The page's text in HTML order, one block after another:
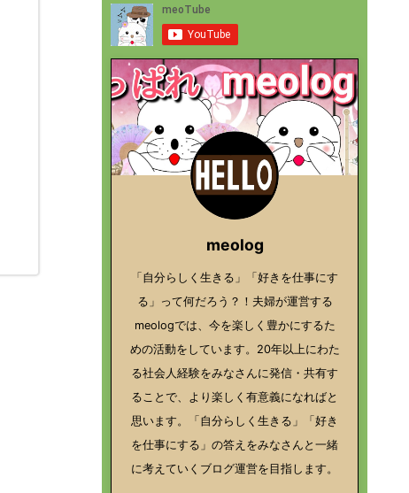
meolog
「自分らしく生きる」「好きを仕事にす
る」って何だろう？！夫婦が運営する
meologでは、今を楽しく豊かにするた
めの活動をしています。20年以上にわた
る社会人経験をみなさんに発信・共有す
ることで、より楽しく有意義になればと
思います。「自分らしく生きる」「好き
を仕事にする」の答えをみなさんと一緒
に考えていくブログ運営を目指します。